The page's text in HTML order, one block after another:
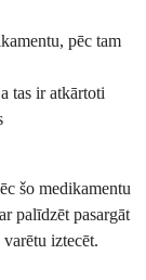
pēc tam
tas ir atkārtoti
šo medikamentu
palīdzēt pasargāt
iztecēt.